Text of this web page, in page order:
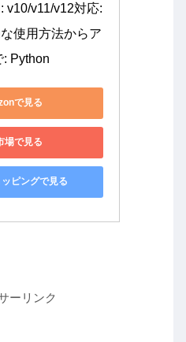
v10/v11/v12対応:
使用方法からア
: Python
で見る
場で見る
ピングで見る
ーリンク